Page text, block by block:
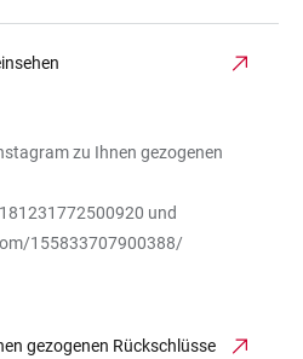
zu Ihnen gezogenen
und
155833707900388/
gezogenen Rückschlüsse